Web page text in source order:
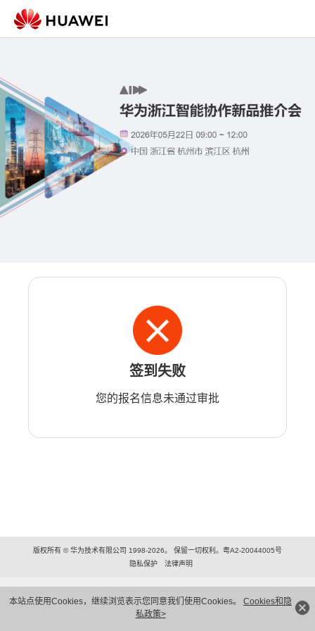
本站点使用Cookies，继续浏览表示您同意我们使用Cookies。 Cookies和隐
私政策>
签到失败
您的报名信息未通过审批
版权所有 © 华为技术有限公司 1998-2026。 保留一切权利。粤A2-20044005号
隐私保护
法律声明